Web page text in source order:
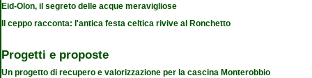
Eid-Olon, il segreto delle acque meravigliose
Il ceppo racconta: l'antica festa celtica rivive al Ronchetto
Progetti e proposte
Un progetto di recupero e valorizzazione per la cascina Monterobbio